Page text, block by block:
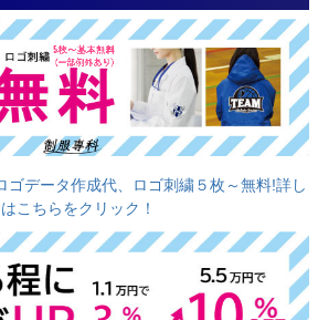
ゴデータ作成代、ロゴ刺繍５枚～無料!詳し
はこちらをクリック！